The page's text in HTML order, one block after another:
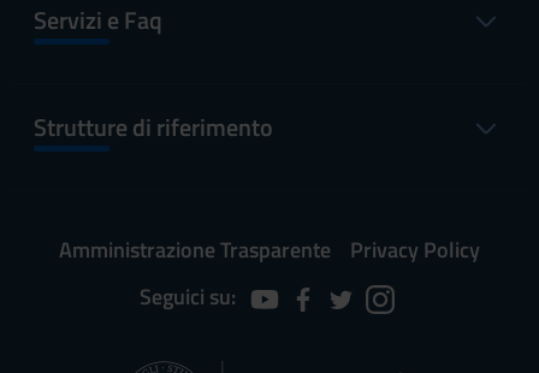
Servizi e Faq
Strutture di riferimento
Amministrazione Trasparente
Privacy Policy
Seguici su: